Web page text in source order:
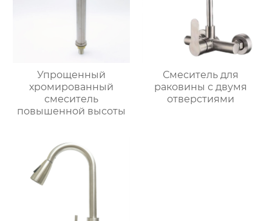
Упрощенный
хромированный
смеситель
повышенной высоты
Смеситель для
раковины с двумя
отверстиями